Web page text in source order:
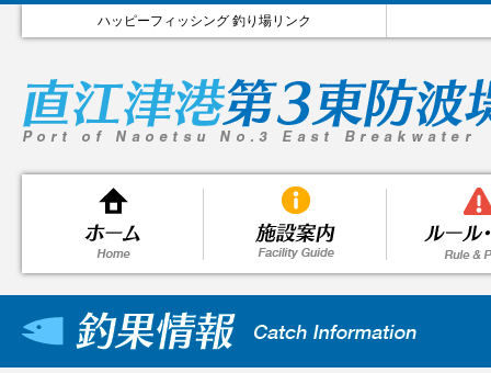
ハッピーフィッシング 釣り場リンク